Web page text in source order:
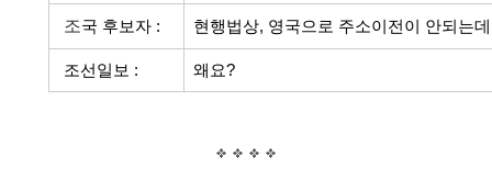
조국 후보자 : 현행법상, 영국으로 주소이전이 안되는
조선일보 : 왜요?